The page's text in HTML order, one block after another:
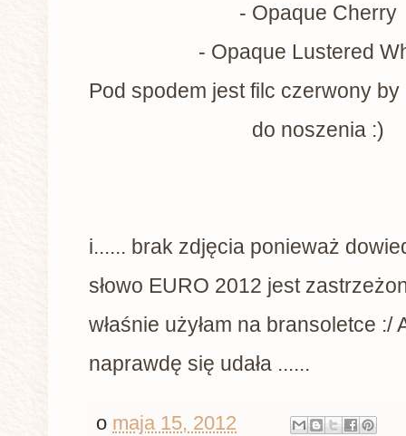
- Opaque Cherry
- Opaque Lustered
Pod spodem jest filc czerwony by
do noszenia :)
i...... brak zdjęcia ponieważ
słowo EURO 2012 jest
właśnie użyłam na bransoletce :/
naprawdę się udała ......
o maja 15, 2012